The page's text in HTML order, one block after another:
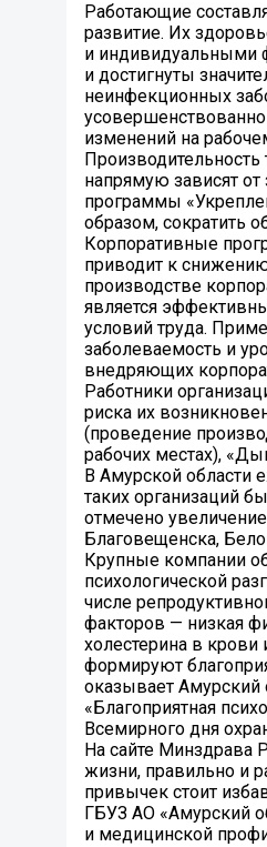
Работающие
развитие. Их
и индивидуальными
и достигнуты
неинфекционных
изменений на
Производительность
напрямую зависят от
программы
образом, сократить
Корпоративные
приводит к
производстве
является
условий труда.
заболеваемость и
внедряющих
Работники
риска их
(проведение
рабочих местах),
В Амурской области
таких организаций
отмечено
Благовещенска,
Крупные компании
психологической
числе
факторов — низкая
холестерина в
формируют
оказывает Амурский
«Благоприятная
Всемирного дня
На сайте Минздрава
жизни, правильно и
привычек стоит
ГБУЗ АО «Амурский
и медицинской